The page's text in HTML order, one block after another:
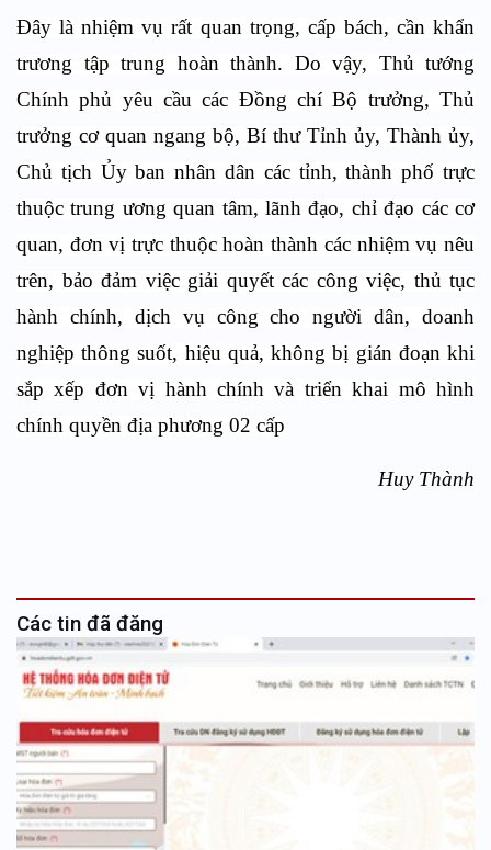
Đây là nhiệm vụ rất quan trọng, cấp bách, cần khẩn
trương tập trung hoàn thành. Do vậy, Thủ tướng
Chính phủ yêu cầu các Đồng chí Bộ trưởng, Thủ
trưởng cơ quan ngang bộ, Bí thư Tỉnh ủy, Thành ủy,
Chủ tịch Ủy ban nhân dân các tỉnh, thành phố trực
thuộc trung ương quan tâm, lãnh đạo, chỉ đạo các cơ
quan, đơn vị trực thuộc hoàn thành các nhiệm vụ nêu
trên, bảo đảm việc giải quyết các công việc, thủ tục
hành chính, dịch vụ công cho người dân, doanh
nghiệp thông suốt, hiệu quả, không bị gián đoạn khi
sắp xếp đơn vị hành chính và triển khai mô hình
chính quyền địa phương 02 cấp
Huy Thành
Các tin đã đăng